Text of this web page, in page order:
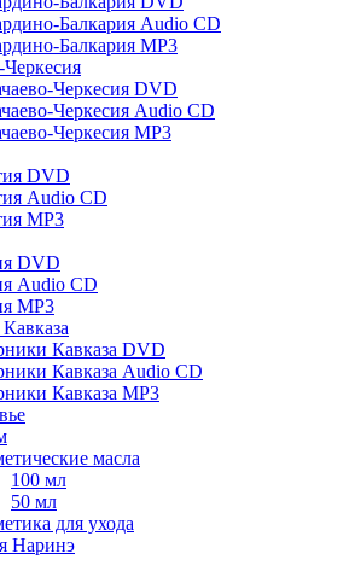
Балкария Audio CD
Балкария MP3
Черкесия
Черкесия DVD
Черкесия Audio CD
Черкесия MP3
DVD
Audio CD
MP3
DVD
Audio CD
MP3
Кавказа DVD
Кавказа Audio CD
Кавказа MP3
масла
100 мл
50 мл
для ухода
Наринэ